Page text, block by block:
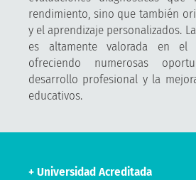
rendimiento, sino que también
y el aprendizaje personalizados.
es altamente valorada en el
ofreciendo numerosas
desarrollo profesional y la
educativos.
+ Universidad Acreditada